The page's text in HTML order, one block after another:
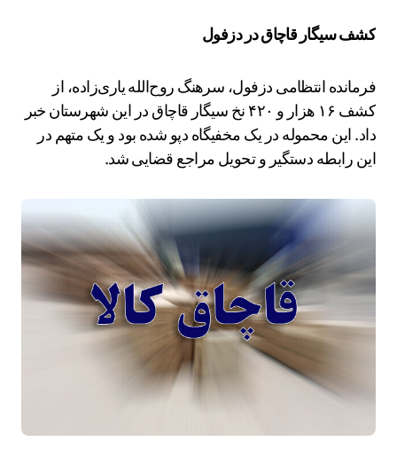
کشف سیگار قاچاق در دزفول
فرمانده انتظامی دزفول، سرهنگ روح‌الله یاری‌زاده، از
کشف ۱۶ هزار و ۴۲۰ نخ سیگار قاچاق در این شهرستان خبر
داد. این محموله در یک مخفیگاه دپو شده بود و یک متهم در
این رابطه دستگیر و تحویل مراجع قضایی شد.